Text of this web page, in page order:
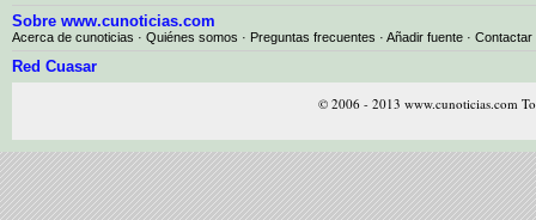
Sobre www.cunoticias.com
Acerca de cunoticias · Quiénes somos · Preguntas frecuentes · Añadir fuente · Contactar
Red Cuasar
© 2006 - 2013 www.cunoticias.com